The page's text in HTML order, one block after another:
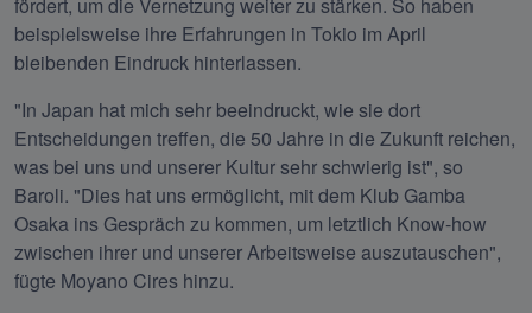
beispielsweise ihre Erfahrungen in Tokio im April
bleibenden Eindruck hinterlassen.
"In Japan hat mich sehr beeindruckt, wie sie dort
Entscheidungen treffen, die 50 Jahre in die Zukunft reichen,
was bei uns und unserer Kultur sehr schwierig ist", so
Baroli. "Dies hat uns ermöglicht, mit dem Klub Gamba
Osaka ins Gespräch zu kommen, um letztlich Know-how
zwischen ihrer und unserer Arbeitsweise auszutauschen",
fügte Moyano Cires hinzu.